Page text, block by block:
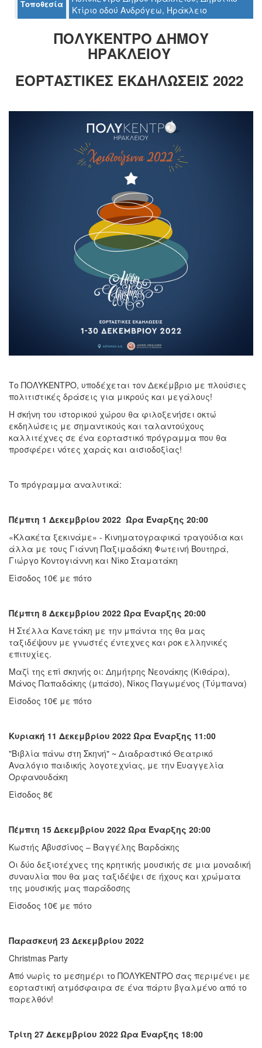
Τοποθεσία
Κτίριο οδού Ανδρόγεω, Ηράκλειο
ΠΟΛΥΚΕΝΤΡΟ ΔΗΜΟΥ
ΗΡΑΚΛΕΙΟΥ
ΕΟΡΤΑΣΤΙΚΕΣ ΕΚΔΗΛΩΣΕΙΣ 2022
Το ΠΟΛΥΚΕΝΤΡΟ, υποδέχεται τον Δεκέμβριο με πλούσιες
πολιτιστικές δράσεις για μικρούς και μεγάλους!
Η σκήνη του ιστορικού χώρου θα φιλοξενήσει οκτώ
εκδηλώσεις με σημαντικούς και ταλαντούχους
καλλιτέχνες σε ένα εορταστικό πρόγραμμα που θα
προσφέρει νότες χαράς και αισιοδοξίας!
Το πρόγραμμα αναλυτικά:
Πέμπτη 1 Δεκεμβρίου 2022 Ώρα Έναρξης 20:00
«Κλακέτα ξεκινάμε» - Κινηματογραφικά τραγούδια και
άλλα με τους Γιάννη Παξιμαδάκη Φωτεινή Βουτηρά,
Γιώργο Κοντογιάννη και Νίκο Σταματάκη
Είσοδος 10€ με πότο
Πέμπτη 8 Δεκεμβρίου 2022 Ώρα Έναρξης 20:00
Η Στέλλα Κανετάκη με την μπάντα της θα μας
ταξιδέψουν με γνωστές έντεχνες και ροκ ελληνικές
επιτυχίες.
Μαζί της επί σκηνής οι: Δημήτρης Νεονάκης (Κιθάρα),
Μάνος Παπαδάκης (μπάσο), Νίκος Παγωμένος (Τύμπανα)
Είσοδος 10€ με πότο
Κυριακή 11 Δεκεμβρίου 2022 Ώρα Έναρξης 11:00
"Βιβλία πάνω στη Σκηνή" ~ Διαδραστικό Θεατρικό
Αναλόγιο παιδικής λογοτεχνίας, με την Ευαγγελία
Ορφανουδάκη
Είσοδος 8€
Πέμπτη 15 Δεκεμβρίου 2022 Ώρα Έναρξης 20:00
Κωστής Αβυσσίνος – Βαγγέλης Βαρδάκης
Οι δύο δεξιοτέχνες της κρητικής μουσικής σε μια μοναδική
συναυλία που θα μας ταξιδέψει σε ήχους και χρώματα
της μουσικής μας παράδοσης
Είσοδος 10€ με πότο
Παρασκευή 23 Δεκεμβρίου 2022
Christmas Party
Από νωρίς το μεσημέρι το ΠΟΛΥΚΕΝΤΡΟ σας περιμένει με
εορταστική ατμόσφαιρα σε ένα πάρτυ βγαλμένο από το
παρελθόν!
Τρίτη 27 Δεκεμβρίου 2022 Ώρα Έναρξης 18:00